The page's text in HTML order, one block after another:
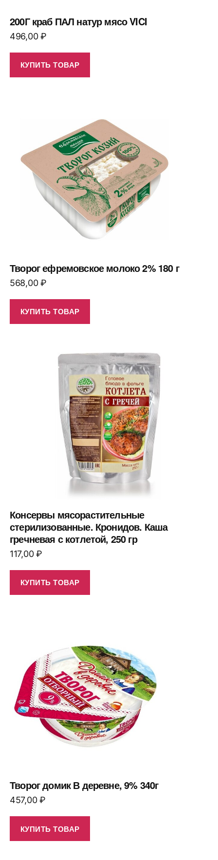
200Г краб ПАЛ натур мясо VICI
496,00₽
КУПИТЬ ТОВАР
Творог ефремовское молоко 2% 180 г
568,00₽
КУПИТЬ ТОВАР
Консервы мясорастительные
стерилизованные. Кронидов. Каша
гречневая с котлетой, 250 гр
117,00₽
КУПИТЬ ТОВАР
Творог домик В деревне, 9% 340г
457,00₽
КУПИТЬ ТОВАР